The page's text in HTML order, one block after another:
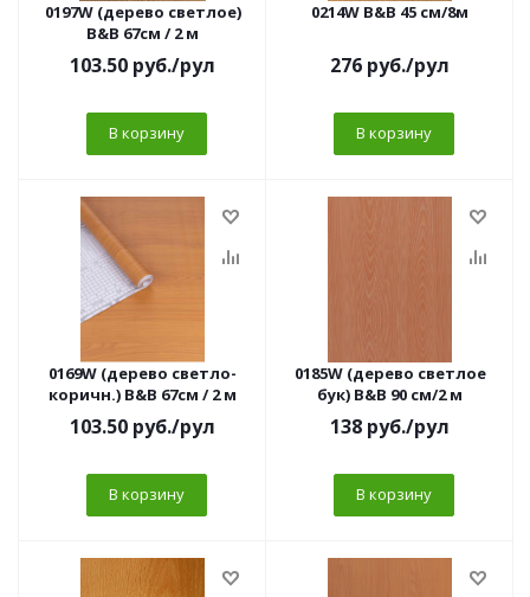
0197W (дерево светлое)
B&B 67см / 2 м
103.50 руб./рул
В корзину
0214W B&B 45 см/8м
276 руб./рул
В корзину
0169W (дерево светло-
коричн.) B&B 67см / 2 м
103.50 руб./рул
В корзину
0185W (дерево светлое
бук) B&B 90 см/2 м
138 руб./рул
В корзину